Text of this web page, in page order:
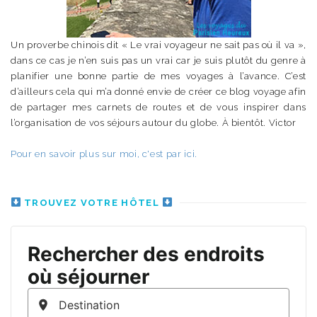
Un proverbe chinois dit « Le vrai voyageur ne sait pas où il va »,
dans ce cas je n’en suis pas un vrai car je suis plutôt du genre à
planifier une bonne partie de mes voyages à l’avance. C’est
d’ailleurs cela qui m’a donné envie de créer ce blog voyage afin
de partager mes carnets de routes et de vous inspirer dans
l’organisation de vos séjours autour du globe. À bientôt. Victor
Pour en savoir plus sur moi, c'est par ici.
TROUVEZ VOTRE HÔTEL